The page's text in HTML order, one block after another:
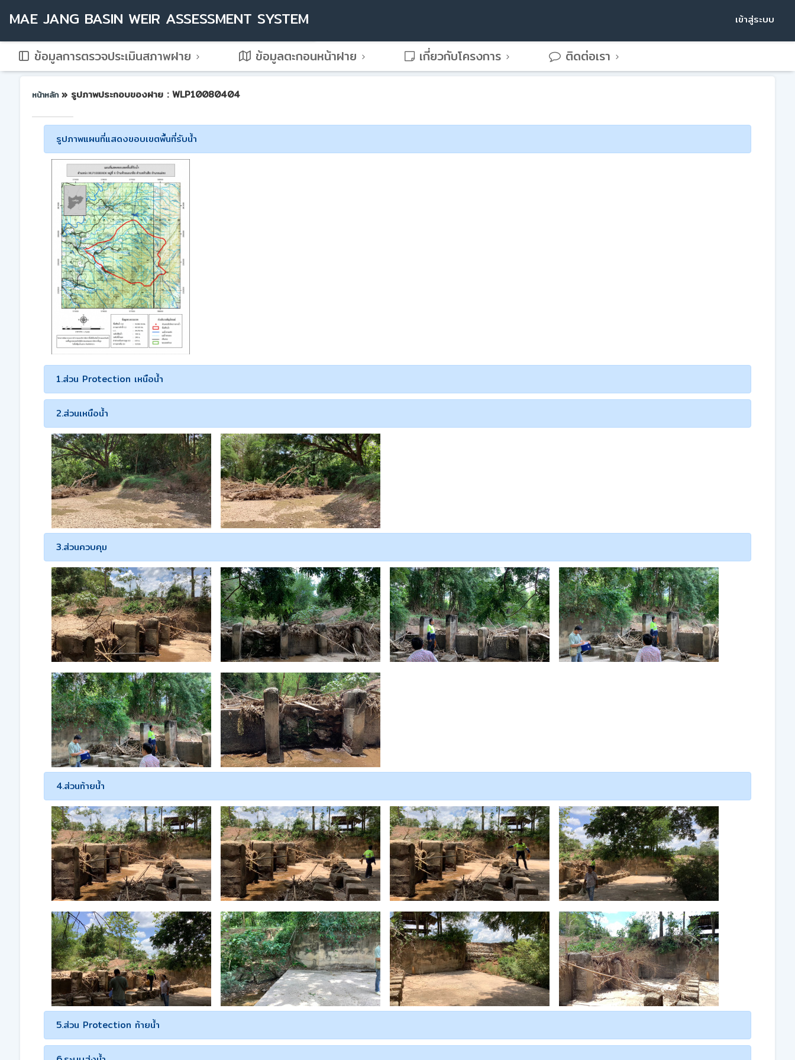
MAE JANG BASIN WEIR ASSESSMENT SYSTEM เข้าสู่ระบบ
ข้อมูลการตรวจประเมินสภาพฝาย ข้อมูลตะกอนหน้าฝาย เกี่ยวกับโครงการ ติดต่อเรา
หน้าหลัก » รูปภาพประกอบของฝาย : WLP10080404
รูปภาพแผนที่แสดงขอบเขตพื้นที่รับน้ำ
1.ส่วน Protection เหนือน้ำ
2.ส่วนเหนือน้ำ
3.ส่วนควบคุม
4.ส่วนท้ายน้ำ
5.ส่วน Protection ท้ายน้ำ